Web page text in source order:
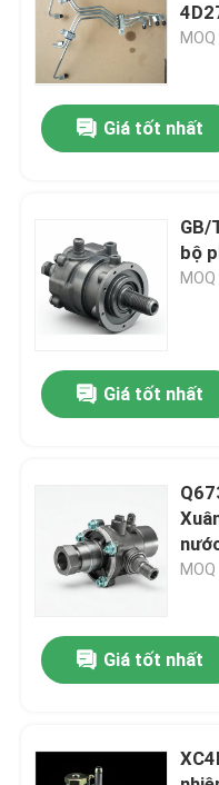
Nhà
Video
Tham quan nhà máy
Kiểm soát chất
Liên hệ với chúng tôi
Yêu cầu báo giá
Bộ sưu tập khối
Giá tốt nhất
bộ
Giá tốt nhất
Giá tốt nhất